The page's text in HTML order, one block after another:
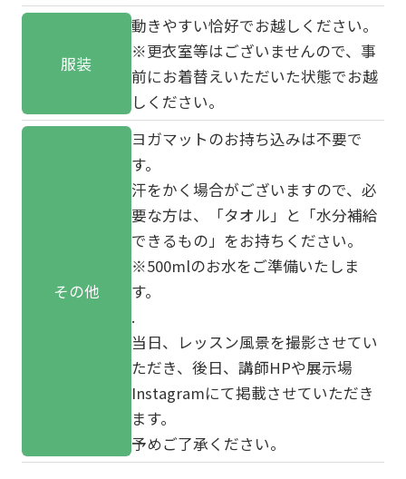
服装
動きやすい恰好でお越しください。
※更衣室等はございませんので、事
前にお着替えいただいた状態でお越
しください。
その他
ヨガマットのお持ち込みは不要で
す。
汗をかく場合がございますので、必
要な方は、「タオル」と「水分補給
できるもの」をお持ちください。
※500mlのお水をご準備いたしま
す。
.
当日、レッスン風景を撮影させてい
ただき、後日、講師HPや展示場
Instagramにて掲載させていただき
ます。
予めご了承ください。